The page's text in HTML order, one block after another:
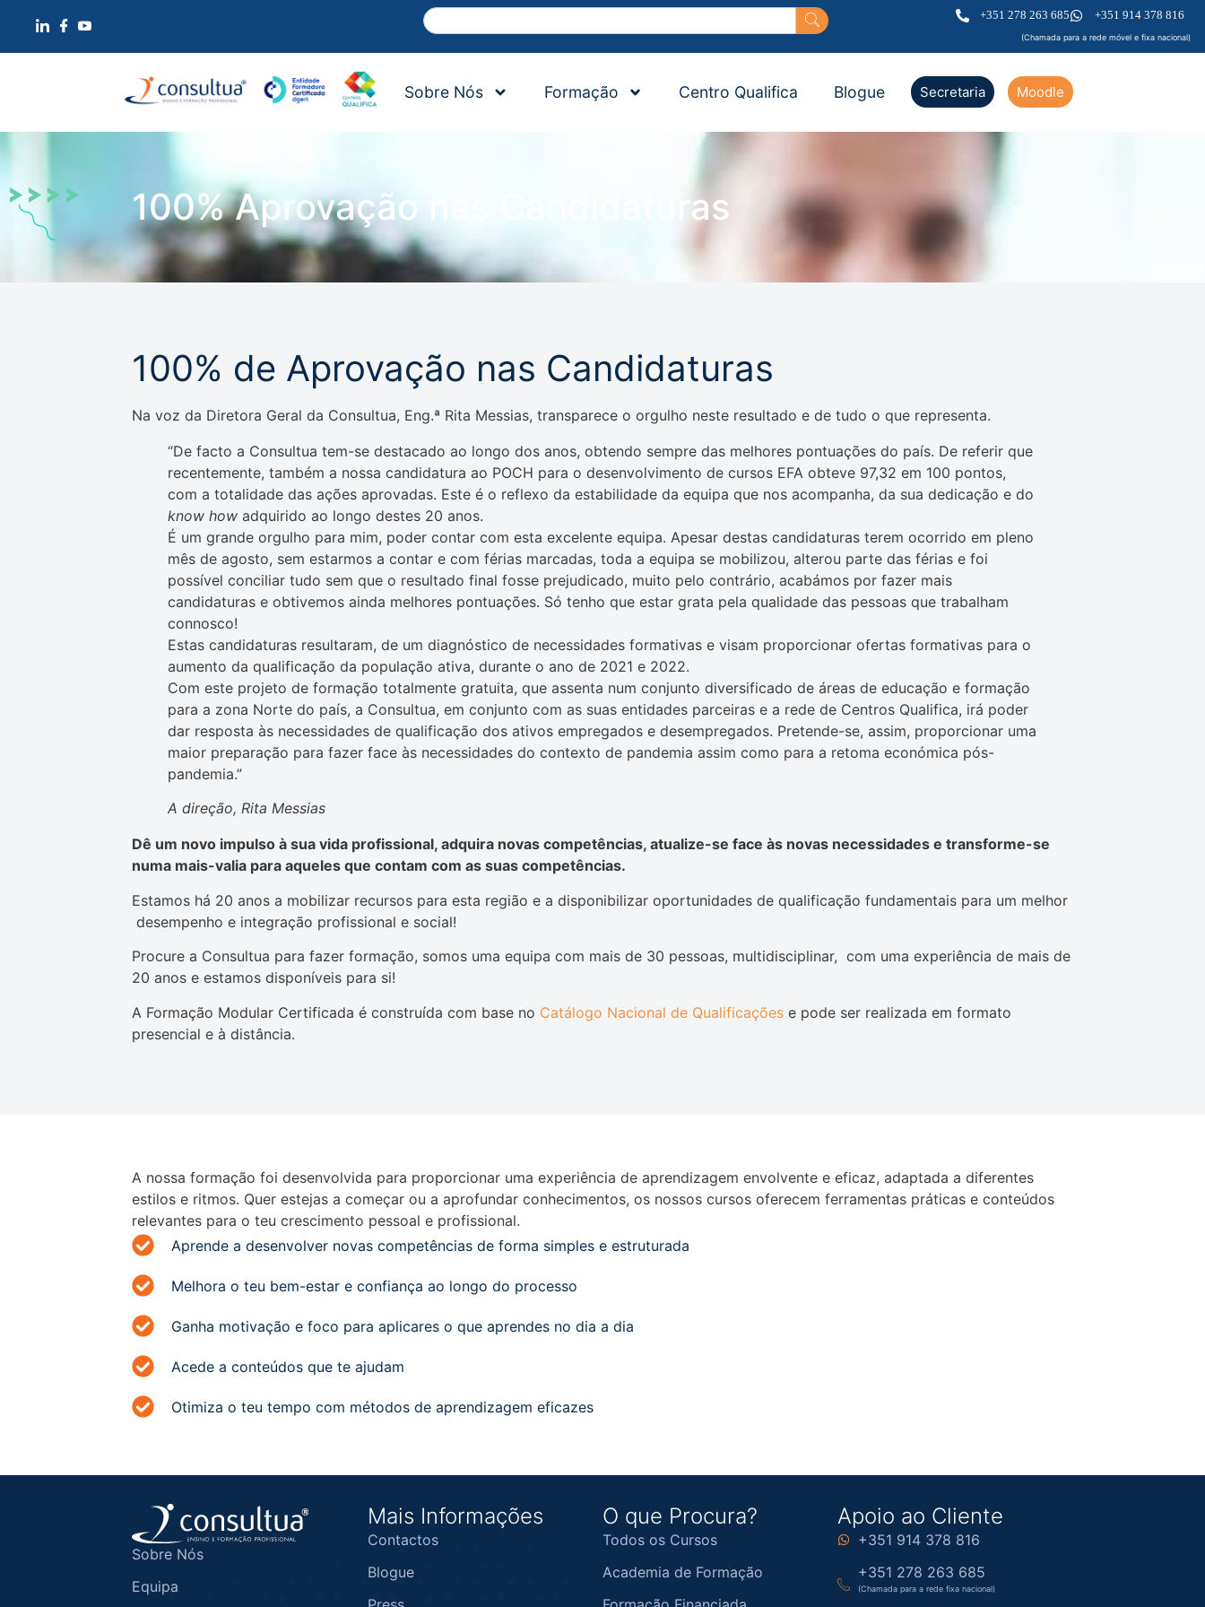
+351 278 263 685 +351 914 378 816
(Chamada para a rede móvel e fixa nacional)
Sobre Nós Formação Centro Qualifica Blogue Secretaria Moodle
100% Aprovação nas Candidaturas
100% de Aprovação nas Candidaturas
Na voz da Diretora Geral da Consultua, Eng.ª Rita Messias, transparece o orgulho neste resultado e de tudo o que representa.
“De facto a Consultua tem-se destacado ao longo dos anos, obtendo sempre das melhores pontuações do país. De referir que
recentemente, também a nossa candidatura ao POCH para o desenvolvimento de cursos EFA obteve 97,32 em 100 pontos,
com a totalidade das ações aprovadas. Este é o reflexo da estabilidade da equipa que nos acompanha, da sua dedicação e do
know how adquirido ao longo destes 20 anos.
É um grande orgulho para mim, poder contar com esta excelente equipa. Apesar destas candidaturas terem ocorrido em pleno
mês de agosto, sem estarmos a contar e com férias marcadas, toda a equipa se mobilizou, alterou parte das férias e foi
possível conciliar tudo sem que o resultado final fosse prejudicado, muito pelo contrário, acabámos por fazer mais
candidaturas e obtivemos ainda melhores pontuações. Só tenho que estar grata pela qualidade das pessoas que trabalham
connosco!
Estas candidaturas resultaram, de um diagnóstico de necessidades formativas e visam proporcionar ofertas formativas para o
aumento da qualificação da população ativa, durante o ano de 2021 e 2022.
Com este projeto de formação totalmente gratuita, que assenta num conjunto diversificado de áreas de educação e formação
para a zona Norte do país, a Consultua, em conjunto com as suas entidades parceiras e a rede de Centros Qualifica, irá poder
dar resposta às necessidades de qualificação dos ativos empregados e desempregados. Pretende-se, assim, proporcionar uma
maior preparação para fazer face às necessidades do contexto de pandemia assim como para a retoma económica pós-
pandemia.”
A direção, Rita Messias
Dê um novo impulso à sua vida profissional, adquira novas competências, atualize-se face às novas necessidades e transforme-se
numa mais-valia para aqueles que contam com as suas competências.
Estamos há 20 anos a mobilizar recursos para esta região e a disponibilizar oportunidades de qualificação fundamentais para um melhor
desempenho e integração profissional e social!
Procure a Consultua para fazer formação, somos uma equipa com mais de 30 pessoas, multidisciplinar, com uma experiência de mais de
20 anos e estamos disponíveis para si!
A Formação Modular Certificada é construída com base no Catálogo Nacional de Qualificações e pode ser realizada em formato
presencial e à distância.
A nossa formação foi desenvolvida para proporcionar uma experiência de aprendizagem envolvente e eficaz, adaptada a diferentes
estilos e ritmos. Quer estejas a começar ou a aprofundar conhecimentos, os nossos cursos oferecem ferramentas práticas e conteúdos
relevantes para o teu crescimento pessoal e profissional.
Aprende a desenvolver novas competências de forma simples e estruturada
Melhora o teu bem-estar e confiança ao longo do processo
Ganha motivação e foco para aplicares o que aprendes no dia a dia
Acede a conteúdos que te ajudam
Otimiza o teu tempo com métodos de aprendizagem eficazes
Sobre Nós
Equipa
Mais Informações
Contactos
Blogue
O que Procura?
Todos os Cursos
Academia de Formação
Apoio ao Cliente
+351 914 378 816
+351 278 263 685
(Chamada para a rede fixa nacional)